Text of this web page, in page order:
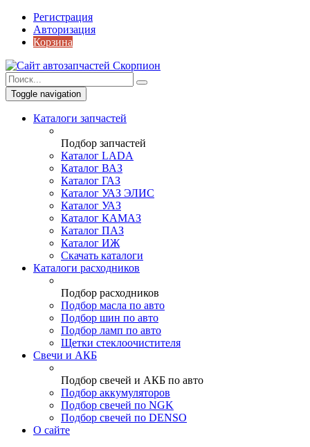
Регистрация
Авторизация
Корзина
Toggle navigation
Каталоги запчастей
Подбор запчастей
Каталог LADA
Каталог ВАЗ
Каталог ГАЗ
Каталог УАЗ ЭЛИС
Каталог УАЗ
Каталог КАМАЗ
Каталог ПАЗ
Каталог ИЖ
Скачать каталоги
Каталоги расходников
Подбор расходников
Подбор масла по авто
Подбор шин по авто
Подбор ламп по авто
Щетки стеклоочистителя
Свечи и АКБ
Подбор свечей и АКБ по авто
Подбор аккумуляторов
Подбор свечей по NGK
Подбор свечей по DENSO
О сайте